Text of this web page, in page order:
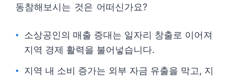
동참해보시는 것은 어떠신가요?
소상공인의 매출 증대는 일자리 창출로 이어져
지역 경제 활력을 불어넣습니다.
지역 내 소비 증가는 외부 자금 유출을 막고, 지